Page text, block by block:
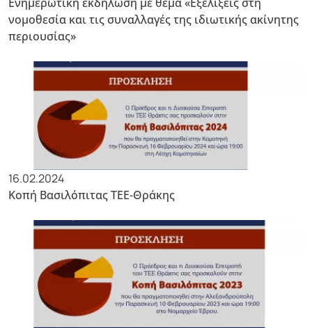
νομοθεσία και τις συναλλαγές της ιδιωτικής ακίνητης
περιουσίας»
16.02.2024
Κοπή Βασιλόπιτας ΤΕΕ-Θράκης